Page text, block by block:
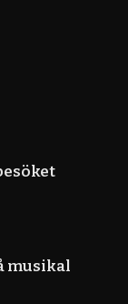
musikal